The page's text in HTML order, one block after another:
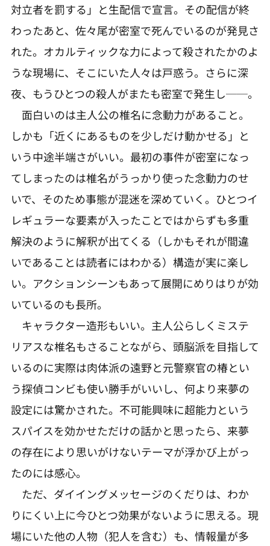
対立者を罰する」と生配信で宣言。その配信が終
わったあと、佐々尾が密室で死んでいるのが発見さ
れた。オカルティックな力によって殺されたかのよ
うな現場に、そこにいた人々は戸惑う。さらに深
夜、もうひとつの殺人がまたも密室で発生し──。
面白いのは主人公の椎名に念動力があること。
しかも「近くにあるものを少しだけ動かせる」と
いう中途半端さがいい。最初の事件が密室になっ
てしまったのは椎名がうっかり使った念動力のせ
いで、そのため事態が混迷を深めていく。ひとつイ
レギュラーな要素が入ったことではからずも多重
解決のように解釈が出てくる（しかもそれが間違
いであることは読者にはわかる）構造が実に楽し
い。アクションシーンもあって展開にめりはりが効
いているのも長所。
キャラクター造形もいい。主人公らしくミステ
リアスな椎名もさることながら、頭脳派を目指して
いるのに実際は肉体派の遠野と元警察官の椿とい
う探偵コンビも使い勝手がいいし、何より来夢の
設定には驚かされた。不可能興味に超能力という
スパイスを効かせただけの話かと思ったら、来夢
の存在により思いがけないテーマが浮かび上がっ
たのには感心。
ただ、ダイイングメッセージのくだりは、わか
りにくい上に今ひとつ効果がないように思える。現
場にいた他の人物（犯人を含む）も、情報量が多